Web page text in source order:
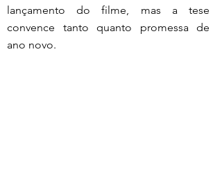
lançamento do filme, mas a tese
convence tanto quanto promessa de
ano novo.